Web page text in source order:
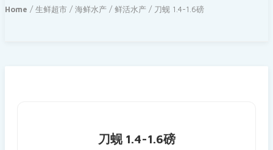
Home /生鲜超市 /海鲜水产 /鲜活水产 / 刀蚬 1.4-1.6磅
刀蚬 1.4-1.6磅